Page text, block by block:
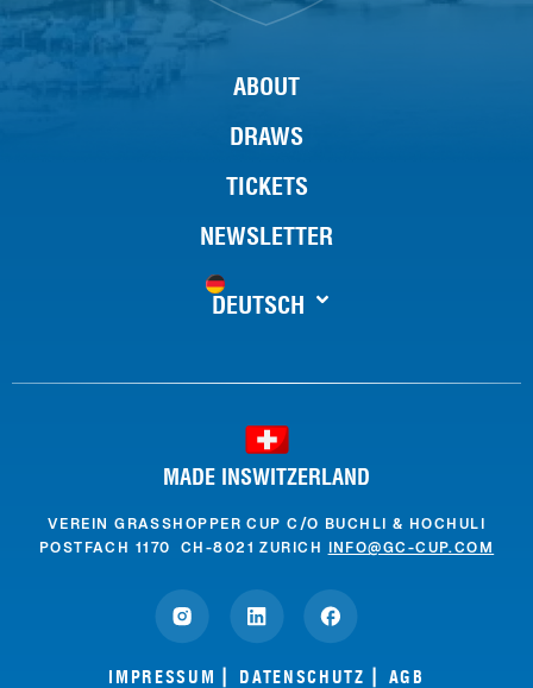
ABOUT
DRAWS
TICKETS
NEWSLETTER
DEUTSCH
MADE INSWITZERLAND
VEREIN GRASSHOPPER CUP C/O BUCHLI & HOCHULI
POSTFACH 1170 CH-8021 ZURICH INFO@GC-CUP.COM
IMPRESSUM DATENSCHUTZ AGB